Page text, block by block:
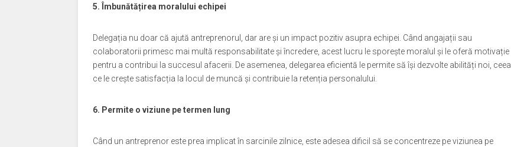
5. Îmbunătățirea moralului echipei
Delegația nu doar că ajută antreprenorul, dar are și un impact pozitiv asupra echipei. Când angajații sau
colaboratorii primesc mai multă responsabilitate și încredere, acest lucru le sporește moralul și le oferă motivație
pentru a contribui la succesul afacerii. De asemenea, delegarea eficientă le permite să își dezvolte abilități noi, ceea
ce le crește satisfacția la locul de muncă și contribuie la retenția personalului.
6. Permite o viziune pe termen lung
Când un antreprenor este prea implicat în sarcinile zilnice, este adesea dificil să se concentreze pe viziunea pe